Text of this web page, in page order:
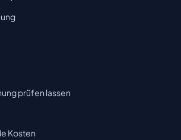
prüfen lassen
Kosten